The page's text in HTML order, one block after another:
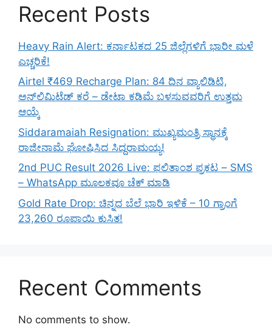
Recent Posts
Heavy Rain Alert: ಕರ್ನಾಟಕದ 25 ಜಿಲ್ಲೆಗಳಿಗೆ ಭಾರೀ ಮಳೆ
ಎಚ್ಚರಿಕೆ!
Airtel ₹469 Recharge Plan: 84 ದಿನ ವ್ಯಾಲಿಡಿಟಿ,
ಅನ್‌ಲಿಮಿಟೆಡ್ ಕರೆ – ಡೇಟಾ ಕಡಿಮೆ ಬಳಸುವವರಿಗೆ ಉತ್ತಮ
ಆಯ್ಕೆ
Siddaramaiah Resignation: ಮುಖ್ಯಮಂತ್ರಿ ಸ್ಥಾನಕ್ಕೆ
ರಾಜೀನಾಮೆ ಘೋಷಿಸಿದ ಸಿದ್ದರಾಮಯ್ಯ!
2nd PUC Result 2026 Live: ಫಲಿತಾಂಶ ಪ್ರಕಟ – SMS
– WhatsApp ಮೂಲಕವೂ ಚೆಕ್ ಮಾಡಿ
Gold Rate Drop: ಚಿನ್ನದ ಬೆಲೆ ಭಾರಿ ಇಳಿಕೆ – 10 ಗ್ರಾಂಗೆ
23,260 ರೂಪಾಯಿ ಕುಸಿತ!
Recent Comments
No comments to show.